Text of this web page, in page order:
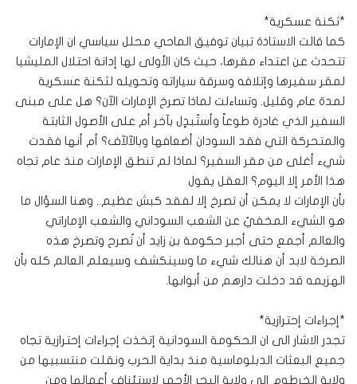
*ثكنة عسكرية*
كما قالت الاستاذة تبيان توفيق الماحي محلل سياسي ان الإمارات
تتحدث عن اعتداء مقرها، حيث كان الأولى لها إدانة احتلال المليشيا
لمقر سفيرها وإتلافه وسرقة سياراته وتحويله لثكنة عسكرية
لمدة عام وقليل. وتساءلت لماذا تصرخ الإمارات الآن؟ هل على مبنى
السفير الذي غادرة طوعاً وأستُبدٍل بآخر أم على الأصول الثابتة
والمتحركة التي فقد السودان أضعافها وبالآلآف؟ أم أنها فقدت
شيء أغلى من مقر السفير؟ لماذا لم تنطق الإمارات منذ عام تجاه
هذا الأمر إلا اليوم؟ العقل يقول
بأن الإمارات لا يمكن أن تصرخ إلا لفقد كبش عظيم.. وهنا السؤال ما
هو الشيء المخفيُ عن الشعب السوداني والشعب الإماراتي
والعالم أجمع حتى أجبر حكومة بن زايد أن تُصرح وتصرخ هذه
الصرخة لابد أن هنالك شيء ما وسينكشف وسيعلم العالم كله بأن
الهزيمه قد دخلت دارهم من أبوابها.
*إجراءات إحترازية*
تجدر الاشار الى ان الحكومة السودانية إتخذت إجراءات إحترازية تجاه
جميع البعثات الدبلوماسية منذ بداية الحرب ونقلت منتسبيها من
ولاية الخرطوم إلى ولاية البحر الأحمر لإستئناف أعمالها ومن